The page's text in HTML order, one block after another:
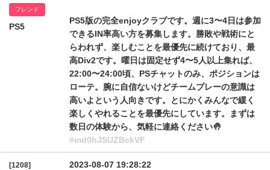
フレンド
PS5
PS5版の完全enjoyクラブです。週に3〜4日は参加
できるIN率高い方を募集します。勝敗や戦術にと
らわれず、楽しむことを最優先に続けており、最
高Div2です。曜日は固定せず4〜5人以上集れば、
22:00〜24:00頃、PSチャットのみ、ポジションは
ローテ。腕に自信ないけどチームプレーの意識は
高いよという人向きです。とにかくみんなで緩く
楽しくやれることを最優先にしています。まずは
数日の体験から、気軽に連絡ください🤚
#md0hJSUZBckVF
[1208]
2023-08-07 19:28:22